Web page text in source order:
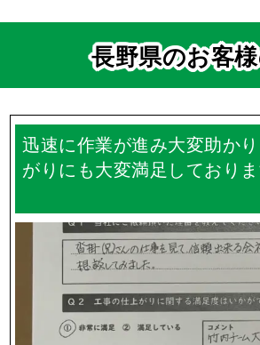
長野県のお客
迅速に作業が進み大変助か
がりにも大変満足しておりま